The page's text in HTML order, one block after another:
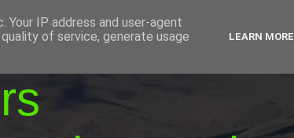
IP address and user-agent
of service, generate usage
LEARN MORE